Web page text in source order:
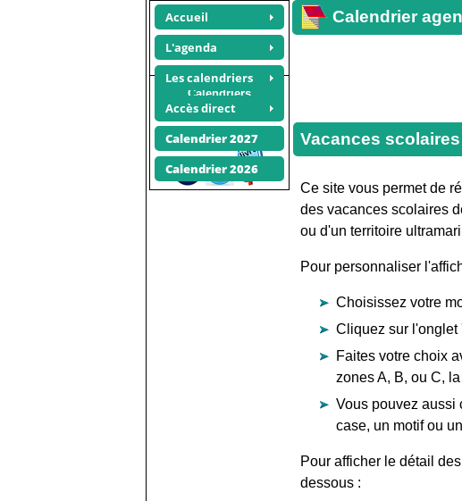
Accueil
L'agenda
Les calendriers
Accès direct
Calendrier 2027
Calendrier 2026
Calendrier
Vacances
Ce site vous permet de
des vacances scolaires
ou d'un territoire
Pour personnaliser
Choisissez votre
Cliquez sur l'onglet
Faites votre choix
zones A, B, ou C,
Vous pouvez aussi
case, un motif ou
Pour afficher le détail
dessous :
Calendriers
photos
Recommander ce site